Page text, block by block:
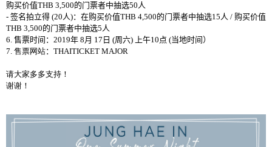
购买价值THB 3,500的门票者中抽选50 人
- 签名拍立得 (20 人)：在购买价值THB 4,500的门票者中抽选15 人 / 购买价值
THB 3,500的门票者中抽选5 人
6. 售票时间 ： 2019年 8 月 17 日 (周六) 上午10 点 (当地时间 ）
7. 售票网站： THAITICKET MAJOR
请大家多多支持！
谢谢！